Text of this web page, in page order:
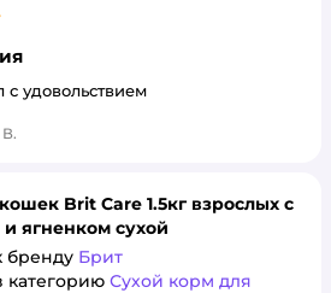
удовольствием
В.
Brit Care 1.5кг взрослых с
ягненком сухой
бренду Брит
категорию Сухой корм для